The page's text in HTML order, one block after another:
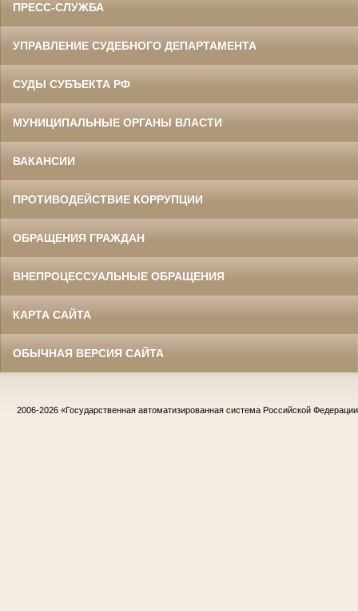
ПРЕСС-СЛУЖБА
УПРАВЛЕНИЕ СУДЕБНОГО ДЕПАРТАМЕНТА
СУДЫ СУБЪЕКТА РФ
МУНИЦИПАЛЬНЫЕ ОРГАНЫ ВЛАСТИ
ВАКАНСИИ
ПРОТИВОДЕЙСТВИЕ КОРРУПЦИИ
ОБРАЩЕНИЯ ГРАЖДАН
ВНЕПРОЦЕССУАЛЬНЫЕ ОБРАЩЕНИЯ
КАРТА САЙТА
ОБЫЧНАЯ ВЕРСИЯ САЙТА
2006-2026 «Государственная автоматизированная система Российской